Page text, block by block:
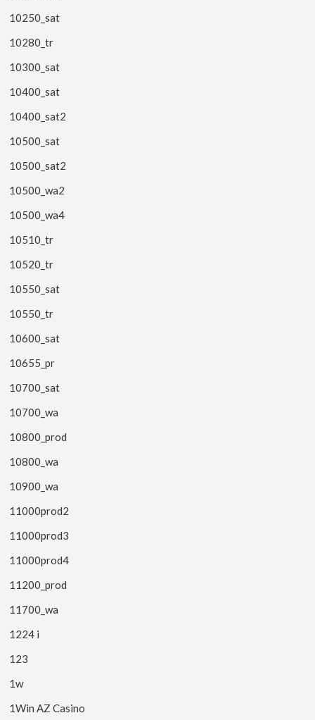
10250_sat
10280_tr
10300_sat
10400_sat
10400_sat2
10500_sat
10500_sat2
10500_wa2
10500_wa4
10510_tr
10520_tr
10550_sat
10550_tr
10600_sat
10655_pr
10700_sat
10700_wa
10800_prod
10800_wa
10900_wa
11000prod2
11000prod3
11000prod4
11200_prod
11700_wa
1224 i
123
1w
1Win AZ Casino